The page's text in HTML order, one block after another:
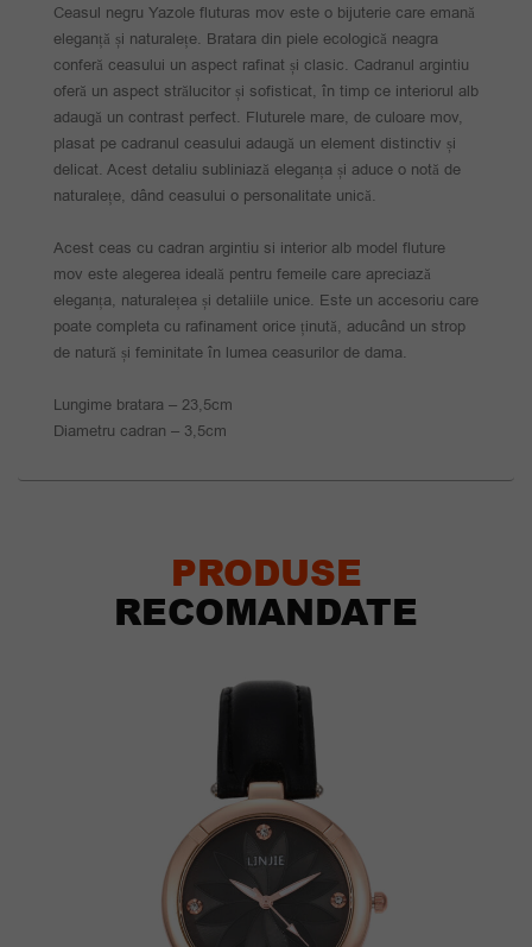
Ceasul negru Yazole fluturas mov este o bijuterie care emană
eleganță și naturalețe. Bratara din piele ecologică neagra
conferă ceasului un aspect rafinat și clasic. Cadranul argintiu
oferă un aspect strălucitor și sofisticat, în timp ce interiorul alb
adaugă un contrast perfect. Fluturele mare, de culoare mov,
plasat pe cadranul ceasului adaugă un element distinctiv și
delicat. Acest detaliu subliniază eleganța și aduce o notă de
naturalețe, dând ceasului o personalitate unică.
Acest ceas cu cadran argintiu si interior alb model fluture
mov este alegerea ideală pentru femeile care apreciază
eleganța, naturalețea și detaliile unice. Este un accesoriu care
poate completa cu rafinament orice ținută, aducând un strop
de natură și feminitate în lumea ceasurilor de dama.
Lungime bratara – 23,5cm
Diametru cadran – 3,5cm
PRODUSE
RECOMANDATE